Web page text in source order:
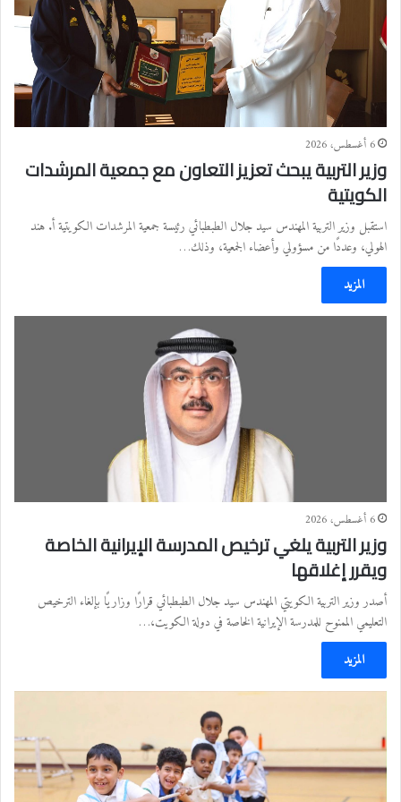
6 أغسطس، 2026
وزير التربية يبحث تعزيز التعاون مع جمعية المرشدات
الكويتية
استقبل وزير التربية المهندس سيد جلال الطبطبائي رئيسة جمعية المرشدات الكويتية أ. هند
الهولي، وعددًا من مسؤولي وأعضاء الجمعية، وذلك…
المزيد
6 أغسطس، 2026
وزير التربية يلغي ترخيص المدرسة الإيرانية الخاصة
ويقرر إغلاقها
أصدر وزير التربية الكويتي المهندس سيد جلال الطبطبائي قرارًا وزاريًا بإلغاء الترخيص
التعليمي الممنوح للمدرسة الإيرانية الخاصة في دولة الكويت،…
المزيد